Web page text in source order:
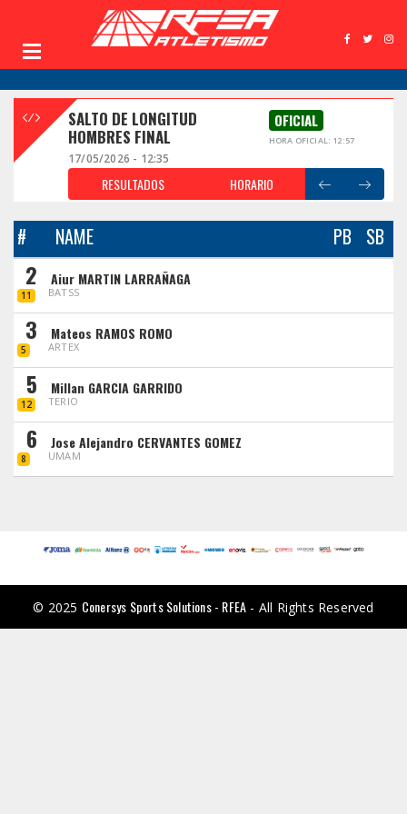
SALTO DE LONGITUD
HOMBRES FINAL
OFICIAL
HORA OFICIAL: 12:57
17/05/2026 - 12:35
RESULTADOS HORARIO
# NAME PB SB
2
11
Aiur MARTIN LARRAÑAGA
BATSS
3
5
Mateos RAMOS ROMO
ARTEX
5
12
Millan GARCIA GARRIDO
TERIO
6
8
Jose Alejandro CERVANTES GOMEZ
UMAM
© 2025 Conersys Sports Solutions - RFEA - All Rights Reserved